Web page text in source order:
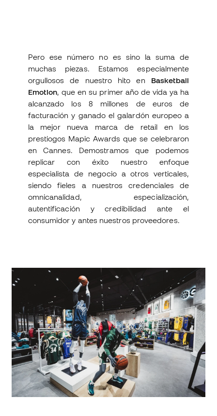
Pero ese número no es sino la suma de
muchas piezas. Estamos especialmente
orgullosos de nuestro hito en Basketball
Emotion, que en su primer año de vida ya ha
alcanzado los 8 millones de euros de
facturación y ganado el galardón europeo a
la mejor nueva marca de retail en los
prestiogos Mapic Awards que se celebraron
en Cannes. Demostramos que podemos
replicar con éxito nuestro enfoque
especialista de negocio a otros verticales,
siendo fieles a nuestros credenciales de
omnicanalidad, especialización,
autentificación y credibilidad ante el
consumidor y antes nuestros proveedores.